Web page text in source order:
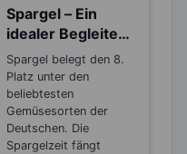
Spargel – Ein
idealer Begleiter
beim Abnehmen
und Detoxen
Spargel belegt den 8.
Platz unter den
beliebtesten
Gemüsesorten der
Deutschen. Die
Spargelzeit fängt